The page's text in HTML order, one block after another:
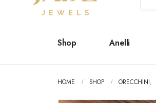
Shop Anelli
HOME SHOP ORECCHINI,